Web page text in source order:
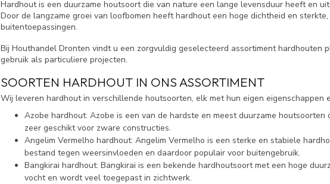
Hardhout is een duurzame houtsoort die van nature een lange levensduur heeft en
Door de langzame groei van loofbomen heeft hardhout een hoge dichtheid en
buitentoepassingen.
Bij Houthandel Dronten vindt u een zorgvuldig geselecteerd assortiment hardhouten
gebruik als particuliere projecten.
SOORTEN HARDHOUT IN ONS ASSORTIMENT
Wij leveren hardhout in verschillende houtsoorten, elk met hun eigen eigenschappen
Azobe hardhout: Azobe is een van de hardste en meest duurzame
zeer geschikt voor zware constructies.
Angelim Vermelho hardhout: Angelim Vermelho is een sterke en stabiele
bestand tegen weersinvloeden en daardoor populair voor buitengebruik.
Bangkirai hardhout: Bangkirai is een bekende hardhoutsoort met een hoge
vocht en wordt veel toegepast in zichtwerk.